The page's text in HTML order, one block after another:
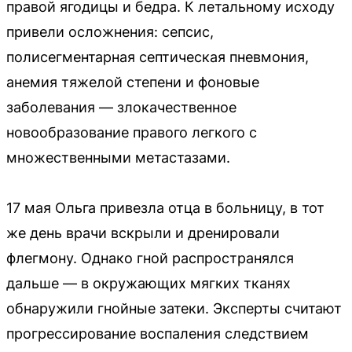
правой ягодицы и бедра. К летальному исходу
привели осложнения: сепсис,
полисегментарная септическая пневмония,
анемия тяжелой степени и фоновые
заболевания — злокачественное
новообразование правого легкого с
множественными метастазами.
17 мая Ольга привезла отца в больницу, в тот
же день врачи вскрыли и дренировали
флегмону. Однако гной распространялся
дальше — в окружающих мягких тканях
обнаружили гнойные затеки. Эксперты считают
прогрессирование воспаления следствием